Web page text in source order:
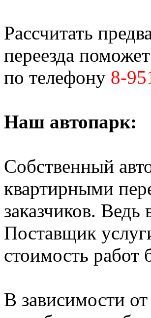
Рассчитать
переезда
по телефону 8-
Наш автопарк:
Собственный
квартирными
заказчиков.
Поставщик
стоимость работ
В зависимости